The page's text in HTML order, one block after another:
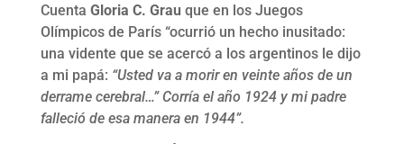
Cuenta Gloria C. Grau que en los Juegos
Olímpicos de París “ocurrió un hecho inusitado:
una vidente que se acercó a los argentinos le dijo
a mi papá: “Usted va a morir en veinte años de un
derrame cerebral…” Corría el año 1924 y mi padre
falleció de esa manera en 1944”.